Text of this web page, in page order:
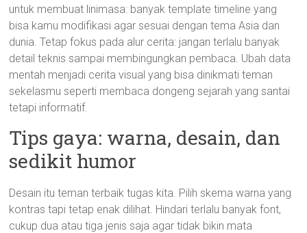
untuk membuat linimasa: banyak template timeline yang
bisa kamu modifikasi agar sesuai dengan tema Asia dan
dunia. Tetap fokus pada alur cerita: jangan terlalu banyak
detail teknis sampai membingungkan pembaca. Ubah data
mentah menjadi cerita visual yang bisa dinikmati teman
sekelasmu seperti membaca dongeng sejarah yang santai
tetapi informatif.
Tips gaya: warna, desain, dan
sedikit humor
Desain itu teman terbaik tugas kita. Pilih skema warna yang
kontras tapi tetap enak dilihat. Hindari terlalu banyak font,
cukup dua atau tiga jenis saja agar tidak bikin mata